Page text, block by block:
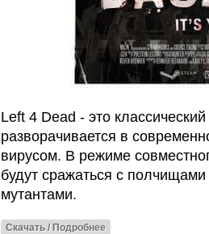
Left 4 Dead - это
разворачивается в
вирусом. В режиме
будут сражаться с
мутантами.
Скачать / Подробнее